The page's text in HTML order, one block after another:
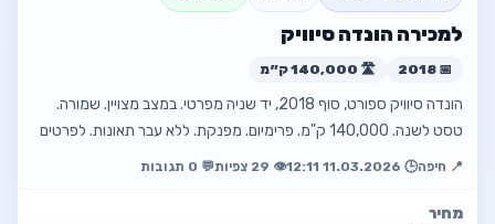
למכירה הונדה סיוויק
📅 2018 🛣️ 140,000 ק״מ
הונדה סיוויק ספורט, סוף 2018, יד שניה מפרטי. במצב מצויין. שמורה.
טסט לשנה. 140,000 ק"מ. פרימיום. מפנקת. ללא עבר תאונות. לפרטים
לפנות: 0528510235
📍 חיפה🕒 11.03.2026 12:11 👁️ 29 צפיות 💬 0 תגובות
מחיר